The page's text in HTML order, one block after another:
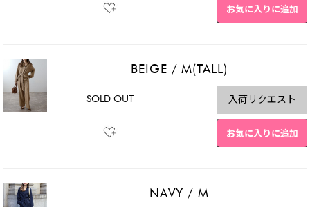
お気に入りに追加
BEIGE /M(TALL)
SOLD OUT 入荷リクエスト
お気に入りに追加
NAVY / M